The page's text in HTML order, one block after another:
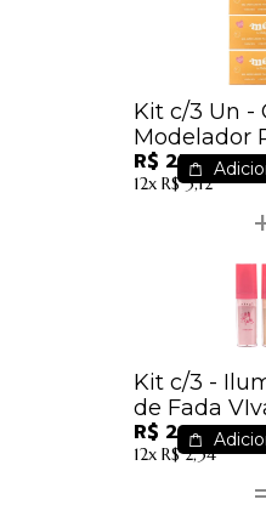
Kit c/3 Un - Gel
Modelador
Rose -
R$ 27,67
12x R$ 3,12
Kit c/3 -
de Fada
Colors
R$ 20,70
12x R$ 2,34